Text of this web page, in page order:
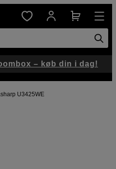
U3425WE
– køb din i dag!